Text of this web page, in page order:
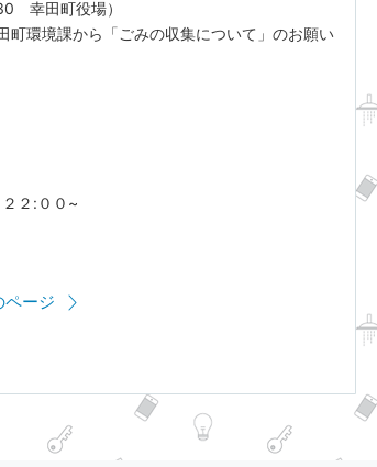
幸田町役場）
町環境課から「ごみの収集について」のお願い
２:００~
ページ